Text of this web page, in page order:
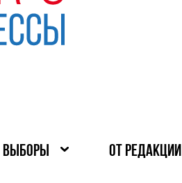
ВЫБОРЫ ОТ РЕДАКЦИИ